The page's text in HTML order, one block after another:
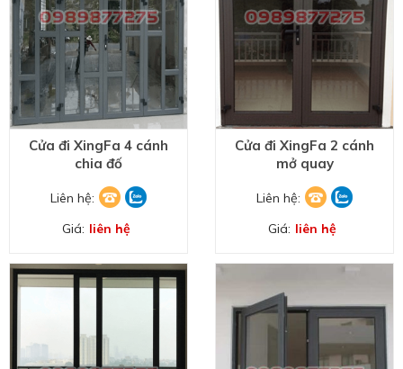
Cửa đi XingFa 4 cánh
chia đố
Liên hệ:
Giá: liên hệ
Cửa đi XingFa 2 cánh
mở quay
Liên hệ:
Giá: liên hệ